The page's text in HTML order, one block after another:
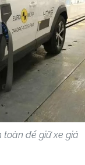
để giữ xe giá